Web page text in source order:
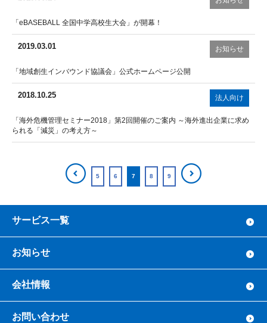
「eBASEBALL 全国中学高校生大会」が開幕！
2019.03.01 お知らせ
「地域創生インバウンド協議会」公式ホームページ公開
2018.10.25 法人向け
「海外危機管理セミナー2018」第2回開催のご案内 ～海外進出企業に求め
られる「減災」の考え方～
5 6 7 8 9
サービス一覧
お知らせ
会社情報
お問い合わせ